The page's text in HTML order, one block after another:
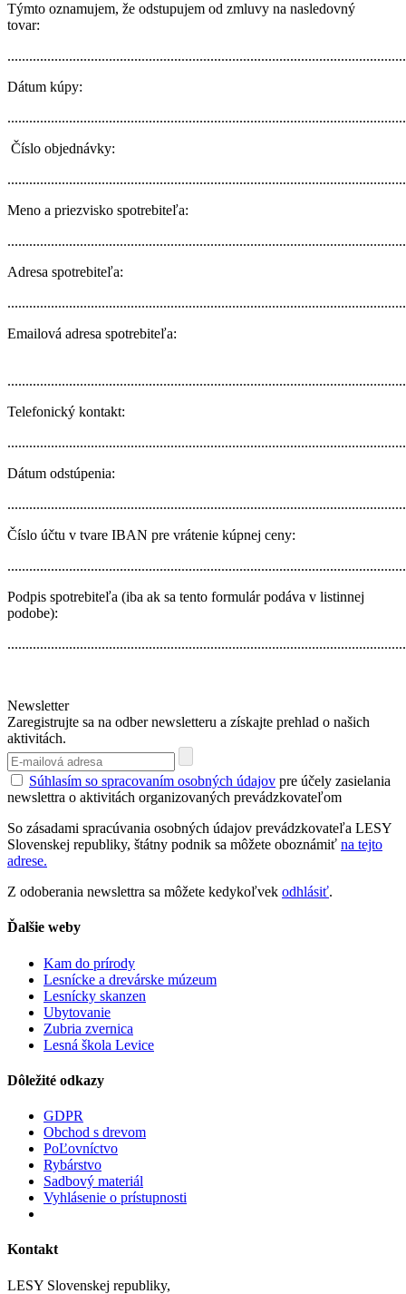
Týmto oznamujem, že odstupujem od zmluvy na nasledovný
tovar:
Dátum kúpy:
Číslo objednávky:
Meno a priezvisko spotrebiteľa:
Adresa spotrebiteľa:
Emailová adresa spotrebiteľa:
Telefonický kontakt:
Dátum odstúpenia:
Číslo účtu v tvare IBAN pre vrátenie kúpnej ceny:
Podpis spotrebiteľa (iba ak sa tento formulár podáva v listinnej
podobe):
Newsletter
Zaregistrujte sa na odber newsletteru a získajte prehlad o našich
aktivitách.
Súhlasím so spracovaním osobných údajov pre účely zasielania
newslettra o aktivitách organizovaných prevádzkovateľom
So zásadami spracúvania osobných údajov prevádzkovateľa LESY
Slovenskej republiky, štátny podnik sa môžete oboznámiť na tejto
adrese.
Z odoberania newslettra sa môžete kedykoľvek odhlásiť.
Ďalšie weby
Kam do prírody
Lesnícke a drevárske múzeum
Lesnícky skanzen
Ubytovanie
Zubria zvernica
Lesná škola Levice
Dôležité odkazy
GDPR
Obchod s drevom
PoĽovníctvo
Rybárstvo
Sadbový materiál
Vyhlásenie o prístupnosti
Kontakt
LESY Slovenskej republiky,